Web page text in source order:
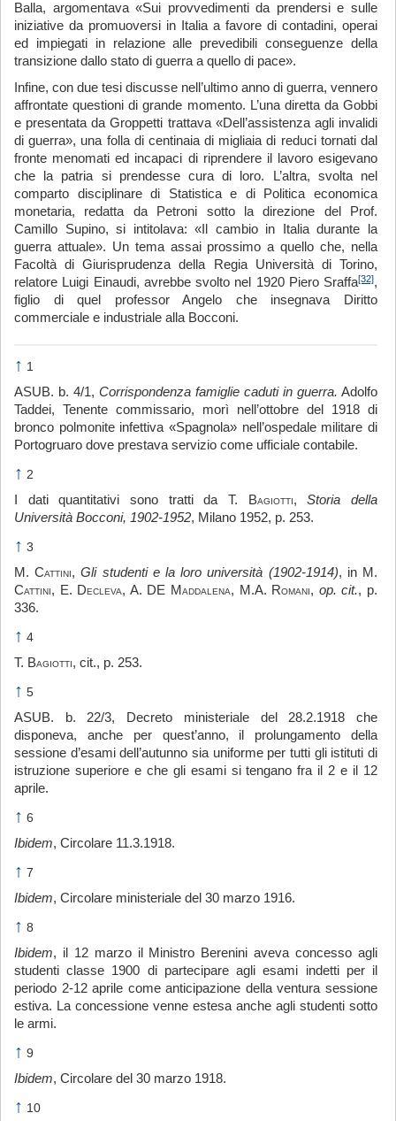
Balla, argomentava «Sui provvedimenti da prendersi e sulle
iniziative da promuoversi in Italia a favore di contadini, operai
ed impiegati in relazione alle prevedibili conseguenze della
transizione dallo stato di guerra a quello di pace».
Infine, con due tesi discusse nell’ultimo anno di guerra, vennero
affrontate questioni di grande momento. L’una diretta da Gobbi
e presentata da Groppetti trattava «Dell’assistenza agli invalidi
di guerra», una folla di centinaia di migliaia di reduci tornati dal
fronte menomati ed incapaci di riprendere il lavoro esigevano
che la patria si prendesse cura di loro. L’altra, svolta nel
comparto disciplinare di Statistica e di Politica economica
monetaria, redatta da Petroni sotto la direzione del Prof.
Camillo Supino, si intitolava: «Il cambio in Italia durante la
guerra attuale». Un tema assai prossimo a quello che, nella
Facoltà di Giurisprudenza della Regia Università di Torino,
relatore Luigi Einaudi, avrebbe svolto nel 1920 Piero Sraffa[32],
figlio di quel professor Angelo che insegnava Diritto
commerciale e industriale alla Bocconi.
↑ 1
ASUB. b. 4/1, Corrispondenza famiglie caduti in guerra. Adolfo
Taddei, Tenente commissario, morì nell’ottobre del 1918 di
bronco polmonite infettiva «Spagnola» nell’ospedale militare di
Portogruaro dove prestava servizio come ufficiale contabile.
↑ 2
I dati quantitativi sono tratti da T.
Bagiotti,Storia della
Università Bocconi, 1902-1952, Milano 1952, p. 253.
↑ 3
M.Cattini,Gli studenti e la loro università (1902-1914), in M.
Cattini, E. Decleva, A. DE Maddalena, M.A. Romani, op. cit., p.
336.
↑ 4
T. Bagiotti, cit., p. 253.
↑ 5
ASUB. b. 22/3, Decreto ministeriale del 28.2.1918 che
disponeva, anche per quest’anno, il prolungamento della
sessione d’esami dell’autunno sia uniforme per tutti gli istituti di
istruzione superiore e che gli esami si tengano fra il 2 e il 12
aprile.
↑ 6
Ibidem, Circolare 11.3.1918.
↑ 7
Ibidem, Circolare ministeriale del 30 marzo 1916.
↑ 8
Ibidem, il 12 marzo il Ministro Berenini aveva concesso agli
studenti classe 1900 di partecipare agli esami indetti per il
periodo 2-12 aprile come anticipazione della ventura sessione
estiva. La concessione venne estesa anche agli studenti sotto
le armi.
↑ 9
Ibidem, Circolare del 30 marzo 1918.
↑ 10